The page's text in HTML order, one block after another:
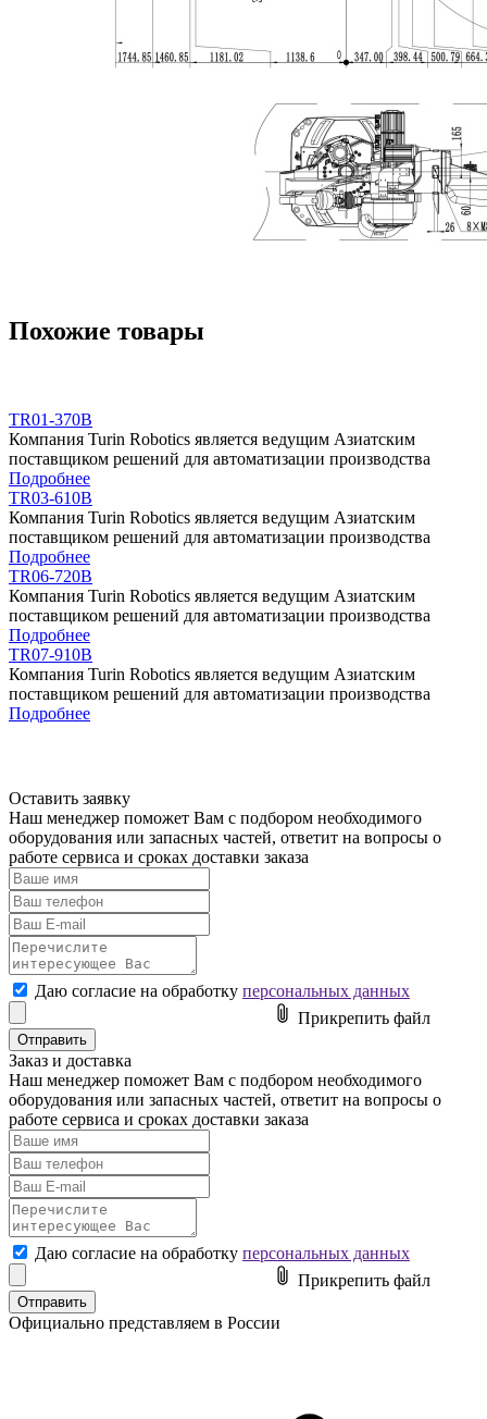
Похожие товары
TR01-370B
Компания Turin Robotics является ведущим Азиатским
поставщиком решений для автоматизации производства
Подробнее
TR03-610B
Компания Turin Robotics является ведущим Азиатским
поставщиком решений для автоматизации производства
Подробнее
TR06-720B
Компания Turin Robotics является ведущим Азиатским
поставщиком решений для автоматизации производства
Подробнее
TR07-910B
Компания Turin Robotics является ведущим Азиатским
поставщиком решений для автоматизации производства
Подробнее
Оставить заявку
Наш менеджер поможет Вам с подбором необходимого
оборудования или запасных частей, ответит на вопросы о
работе сервиса и сроках доставки заказа
Даю согласие на обработку персональных данных
Прикрепить файл
Заказ и доставка
Наш менеджер поможет Вам с подбором необходимого
оборудования или запасных частей, ответит на вопросы о
работе сервиса и сроках доставки заказа
Даю согласие на обработку персональных данных
Прикрепить файл
Официально представляем в России